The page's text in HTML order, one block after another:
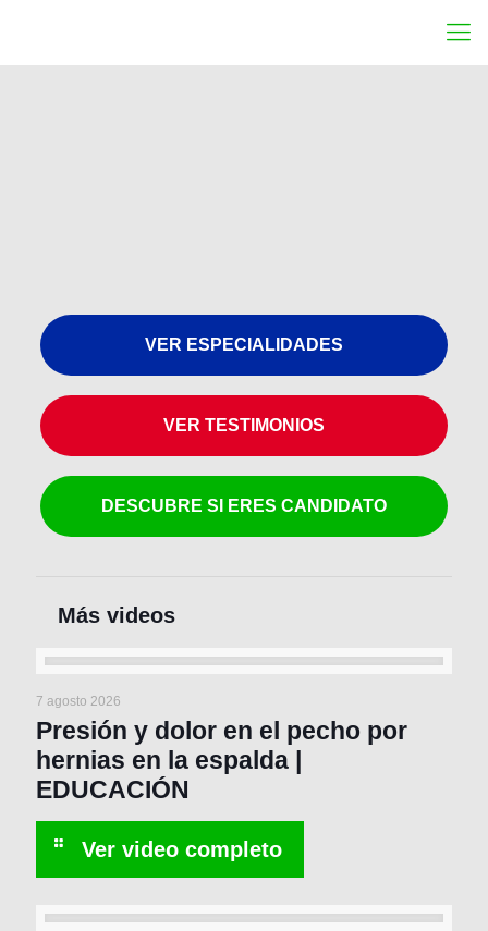
VER ESPECIALIDADES
VER TESTIMONIOS
DESCUBRE SI ERES CANDIDATO
7 agosto 2026
Presión y dolor en el pecho por
hernias en la espalda |
EDUCACIÓN